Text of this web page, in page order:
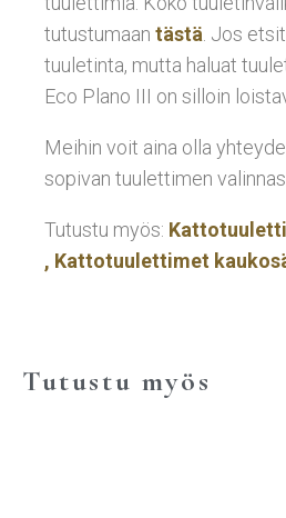
tutustumaan tästä . Jos
tuuletinta, mutta haluat
Eco Plano III on silloin
Meihin voit aina olla
sopivan tuulettimen
Tutustu myös:
, Kattotuulettimet
Tutustu myös